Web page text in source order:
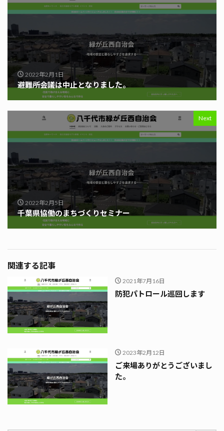
2022年2月1日
避難所会議は中止となりました。
Next
2022年2月5日
千葉県協働のまちづくりセミナー
関連する記事
2021年7月16日
防犯パトロール巡回します
2023年2月12日
ご来場ありがとうございまし
た。